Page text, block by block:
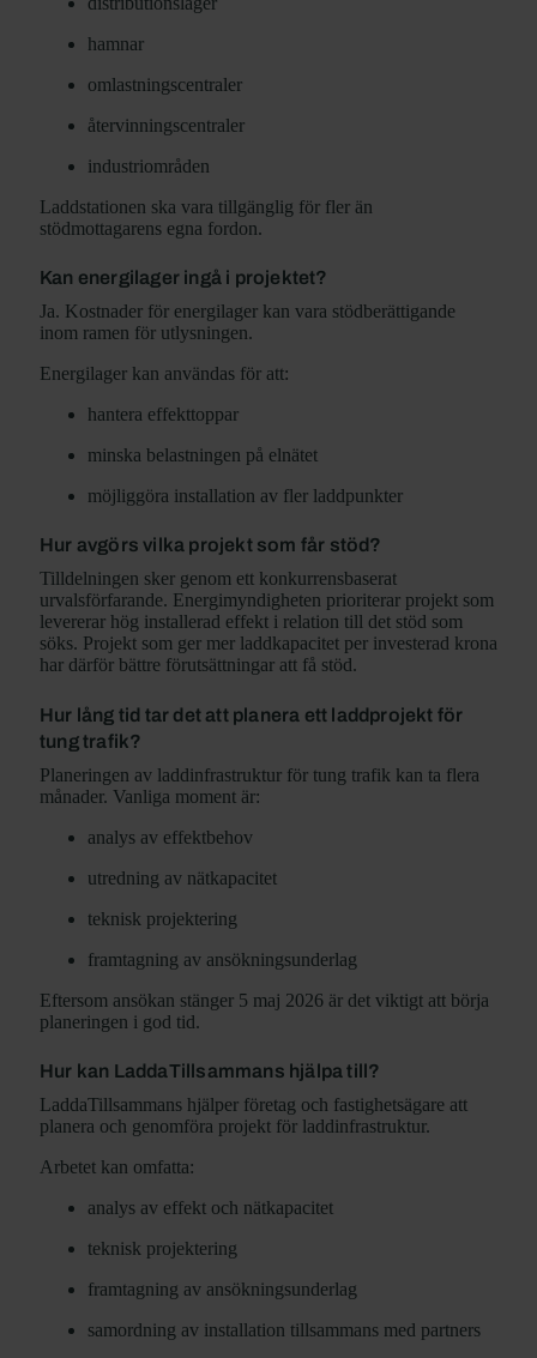
hamnar
omlastningscentraler
återvinningscentraler
industriområden
Laddstationen ska vara tillgänglig för fler än
stödmottagarens egna fordon.
Kan energilager ingå i projektet?
Ja. Kostnader för energilager kan vara stödberättigande
inom ramen för utlysningen.
Energilager kan användas för att:
hantera effekttoppar
minska belastningen på elnätet
möjliggöra installation av fler laddpunkter
Hur avgörs vilka projekt som får stöd?
Tilldelningen sker genom ett konkurrensbaserat
urvalsförfarande. Energimyndigheten prioriterar projekt som
levererar hög installerad effekt i relation till det stöd som
söks. Projekt som ger mer laddkapacitet per investerad krona
har därför bättre förutsättningar att få stöd.
Hur lång tid tar det att planera ett laddprojekt för
tung trafik?
Planeringen av laddinfrastruktur för tung trafik kan ta flera
månader. Vanliga moment är:
analys av effektbehov
utredning av nätkapacitet
teknisk projektering
framtagning av ansökningsunderlag
Eftersom ansökan stänger 5 maj 2026 är det viktigt att börja
planeringen i god tid.
Hur kan LaddaTillsammans hjälpa till?
LaddaTillsammans hjälper företag och fastighetsägare att
planera och genomföra projekt för laddinfrastruktur.
Arbetet kan omfatta:
analys av effekt och nätkapacitet
teknisk projektering
framtagning av ansökningsunderlag
samordning av installation tillsammans med partners